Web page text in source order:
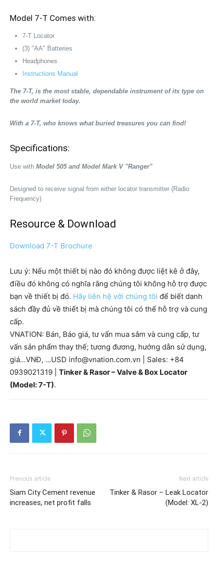
Model 7-T Comes with:
7-T Locator
(3) "AA" Batteries
Headphones
Instructions Manual
The 7-T, is the most stable, dependable instrument of its type on
the world market today.
With a 7-T, who knows what buried treasures you can find!
Specifications:
Use with Model 505 and Model Mark V "Ranger"
Designed to receive signal from either locator transmitter (Radio
Frequency)
Resource & Download
Download 7-T Brochure
Lưu ý: Nếu một thiết bị nào đó không được liệt kê ở đây,
điều đó không có nghĩa rằng chúng tôi không hỗ trợ được
bạn về thiết bị đó. Hãy liên hệ với chúng tôi để biết danh
sách đầy đủ về thiết bị mà chúng tôi có thể hỗ trợ và cung
cấp.
VNATION: Bán, Báo giá, tư vấn mua sắm và cung cấp, tư
vấn sản phẩm thay thế; tương đương, hướng dẫn sử dụng,
giá…VNĐ, …USD info@vnation.com.vn | Sales: +84
0939021319 | Tinker & Rasor – Valve & Box Locator
(Model: 7-T).
Previous article
Siam City Cement revenue
increases, net profit falls
Next article
Tinker & Rasor – Leak Locator
(Model: XL-2)